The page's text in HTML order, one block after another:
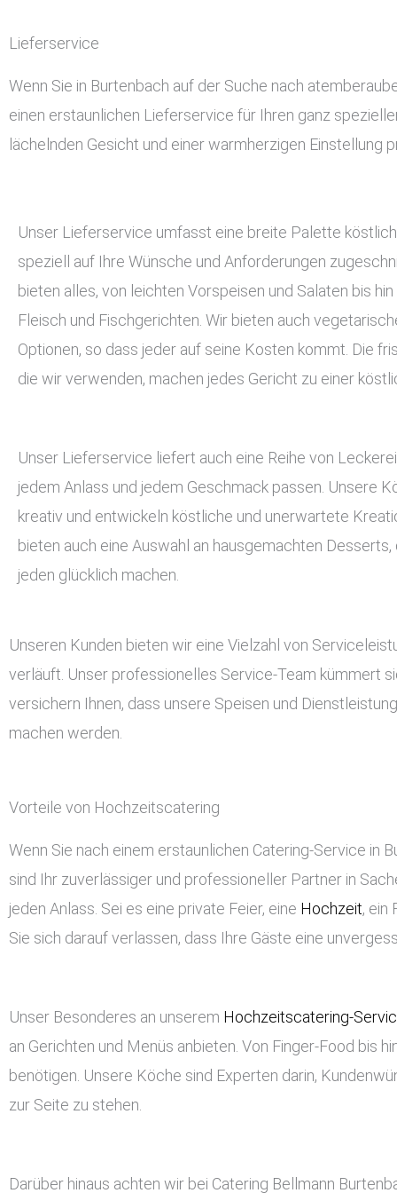
Lieferservice
Wenn Sie in Burtenbach auf der Suche nach
einen erstaunlichen Lieferservice für Ihren ganz
lächelnden Gesicht und einer warmherzigen Einstellung
Unser Lieferservice umfasst eine breite Palette
speziell auf Ihre Wünsche und Anforderungen
bieten alles, von leichten Vorspeisen und Salaten bis
Fleisch und Fischgerichten. Wir bieten auch
Optionen, so dass jeder auf seine Kosten kommt. Die
die wir verwenden, machen jedes Gericht zu einer
Unser Lieferservice liefert auch eine Reihe von
jedem Anlass und jedem Geschmack passen. Unsere
kreativ und entwickeln köstliche und unerwartete
bieten auch eine Auswahl an hausgemachten
jeden glücklich machen.
Unseren Kunden bieten wir eine Vielzahl von
verläuft. Unser professionelles Service-Team kümmert
versichern Ihnen, dass unsere Speisen und
machen werden.
Vorteile von Hochzeitscatering
Wenn Sie nach einem erstaunlichen Catering-Service in
sind Ihr zuverlässiger und professioneller Partner in
jeden Anlass. Sei es eine private Feier, eine Hochzeit, ein
Sie sich darauf verlassen, dass Ihre Gäste eine
Unser Besonderes an unserem Hochzeitscatering-
an Gerichten und Menüs anbieten. Von Finger-Food bis
benötigen. Unsere Köche sind Experten darin,
zur Seite zu stehen.
Darüber hinaus achten wir bei Catering Bellmann